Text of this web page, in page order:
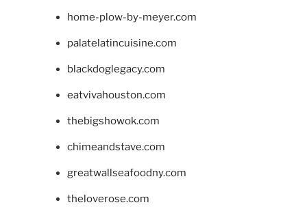
home-plow-by-meyer.com
palatelatincuisine.com
blackdoglegacy.com
eatvivahouston.com
thebigshowok.com
chimeandstave.com
greatwallseafoodny.com
theloverose.com